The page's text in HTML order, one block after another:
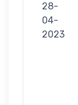
28-
04-
2023